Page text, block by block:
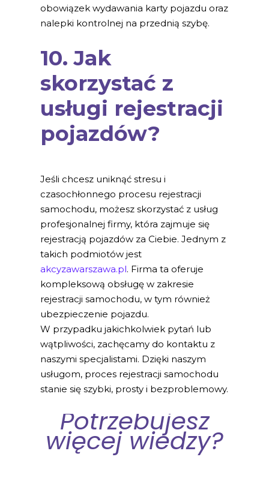
obowiązek wydawania karty pojazdu oraz
nalepki kontrolnej na przednią szybę.
10. Jak
skorzystać z
usługi rejestracji
pojazdów?
Jeśli chcesz uniknąć stresu i
czasochłonnego procesu rejestracji
samochodu, możesz skorzystać z usług
profesjonalnej firmy, która zajmuje się
rejestracją pojazdów za Ciebie. Jednym z
takich podmiotów jest
akcyzawarszawa.pl. Firma ta oferuje
kompleksową obsługę w zakresie
rejestracji samochodu, w tym również
ubezpieczenie pojazdu.
W przypadku jakichkolwiek pytań lub
wątpliwości, zachęcamy do kontaktu z
naszymi specjalistami. Dzięki naszym
usługom, proces rejestracji samochodu
stanie się szybki, prosty i bezproblemowy.
Potrzebujesz
więcej wiedzy?